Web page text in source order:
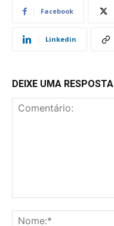
Facebook
Linkedin
DEIXE UMA RESPOSTA